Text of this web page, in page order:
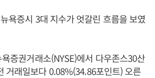
욕증시 3대 지수가 엇갈린 흐름을 보였
증권거래소(NYSE)에서 다우존스30산
거래일보다 0.08%(34.86포인트) 오른